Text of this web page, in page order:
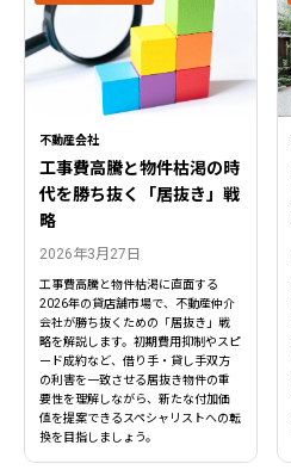
不動産会社
工事費高騰と物件枯渇の時
代を勝ち抜く「居抜き」戦
略
2026年3月27日
工事費高騰と物件枯渇に直面する
2026年の貸店舗市場で、不動産仲介
会社が勝ち抜くための「居抜き」戦
略を解説します。初期費用抑制やスピ
ード成約など、借り手・貸し手双方
の利害を一致させる居抜き物件の重
要性を理解しながら、新たな付加価
値を提案できるスペシャリストへの転
換を目指しましょう。